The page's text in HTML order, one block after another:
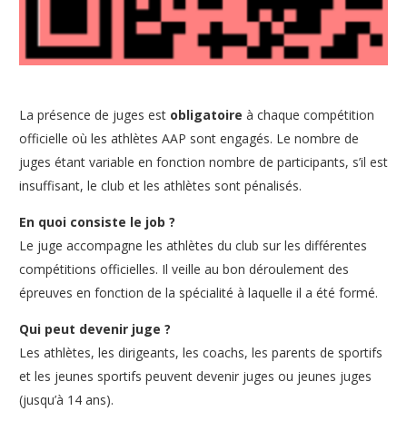
La présence de juges est obligatoire à chaque compétition
officielle où les athlètes AAP sont engagés. Le nombre de
juges étant variable en fonction nombre de participants, s’il est
insuffisant, le club et les athlètes sont pénalisés.
En quoi consiste le job ?
Le juge accompagne les athlètes du club sur les différentes
compétitions officielles. Il veille au bon déroulement des
épreuves en fonction de la spécialité à laquelle il a été formé.
Qui peut devenir juge ?
Les athlètes, les dirigeants, les coachs, les parents de sportifs
et les jeunes sportifs peuvent devenir juges ou jeunes juges
(jusqu’à 14 ans).